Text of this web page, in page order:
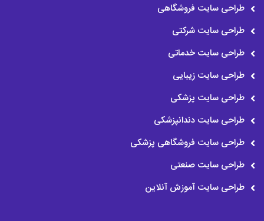
طراحی سایت فروشگاهی
طراحی سایت شرکتی
طراحی سایت خدماتی
طراحی سایت زیبایی
طراحی سایت پزشکی
طراحی سایت دندانپزشکی
طراحی سایت فروشگاهی پزشکی
طراحی سایت صنعتی
طراحی سایت آموزش آنلاین